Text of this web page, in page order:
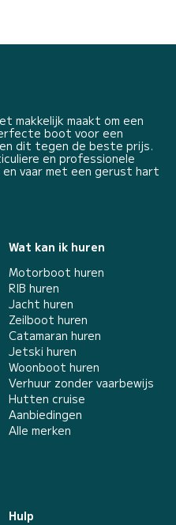
makkelijk maakt om een
boot voor een
dit tegen de beste prijs.
en professionele
vaar met een gerust hart
Wat kan ik huren
Motorboot huren
RIB huren
Jacht huren
Zeilboot huren
Catamaran huren
Jetski huren
Woonboot huren
Verhuur zonder vaarbewijs
Hutten cruise
Aanbiedingen
Alle merken
Hulp